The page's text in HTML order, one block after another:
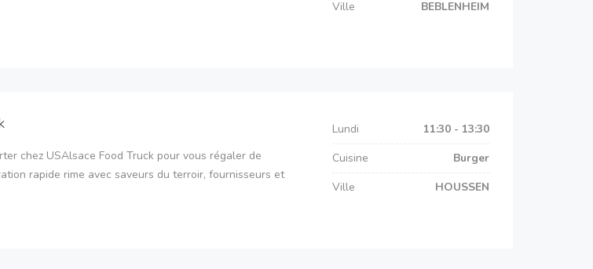
Ville
BEBLENHEIM
chez USAlsace Food Truck pour vous régaler de
rapide rime avec saveurs du terroir, fournisseurs et
Lundi
11:30 - 13:30
Cuisine
Burger
Ville
HOUSSEN